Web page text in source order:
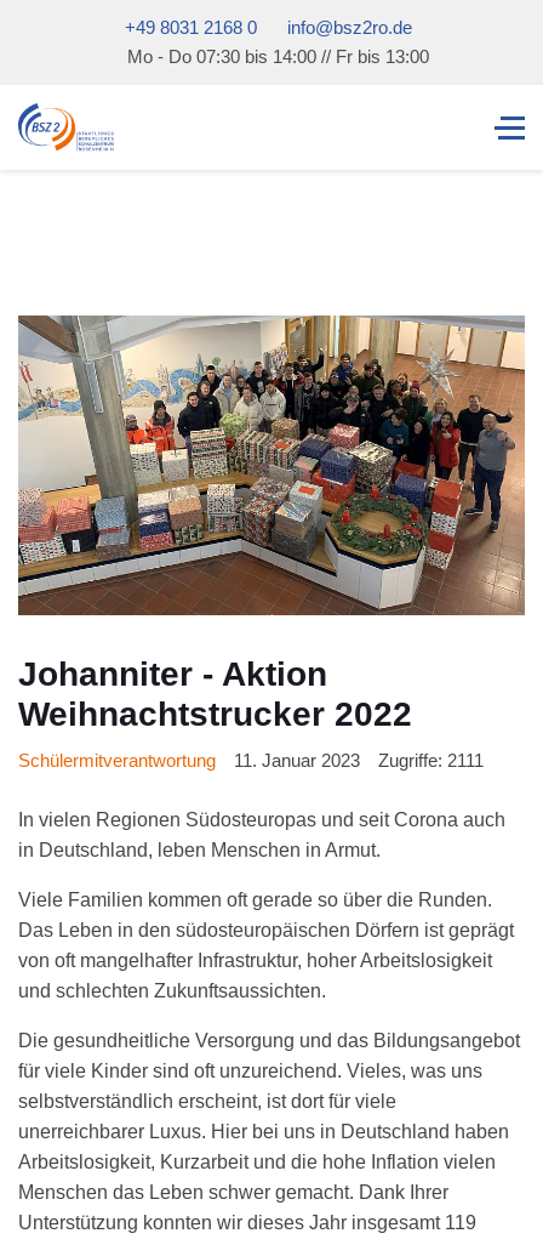
+49 8031 2168 0
info@bsz2ro.de
Mo - Do 07:30 bis 14:00 // Fr bis 13:00
Johanniter - Aktion
Weihnachtstrucker 2022
Schülermitverantwortung 11. Januar 2023 Zugriffe: 2111
In vielen Regionen Südosteuropas und seit Corona auch
in Deutschland, leben Menschen in Armut.
Viele Familien kommen oft gerade so über die Runden.
Das Leben in den südosteuropäischen Dörfern ist geprägt
von oft mangelhafter Infrastruktur, hoher Arbeitslosigkeit
und schlechten Zukunftsaussichten.
Die gesundheitliche Versorgung und das Bildungsangebot
für viele Kinder sind oft unzureichend. Vieles, was uns
selbstverständlich erscheint, ist dort für viele
unerreichbarer Luxus. Hier bei uns in Deutschland haben
Arbeitslosigkeit, Kurzarbeit und die hohe Inflation vielen
Menschen das Leben schwer gemacht. Dank Ihrer
Unterstützung konnten wir dieses Jahr insgesamt 119